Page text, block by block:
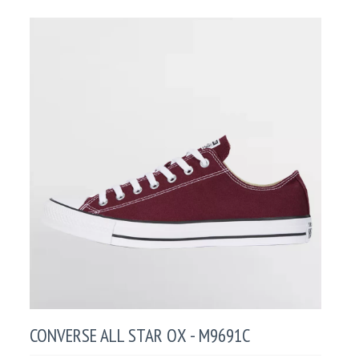
CONVERSE ALL STAR OX - M9691C